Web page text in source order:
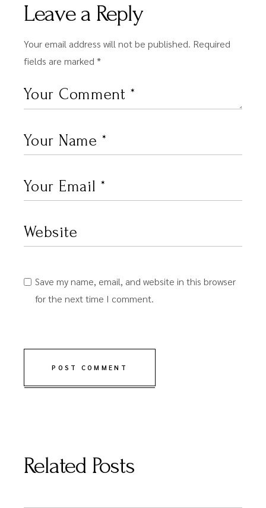
Leave a Reply
Your email address will not be published. Required
fields are marked*
Save my name, email, and website in this browser
for the next time I comment.
POST COMMENT
Related Posts